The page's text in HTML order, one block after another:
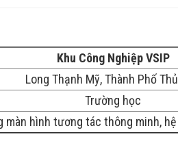
Khu Công Nghiệp VSIP
Long Thạnh Mỹ, Thành Phố
Trường học
màn hình tương tác thông minh,